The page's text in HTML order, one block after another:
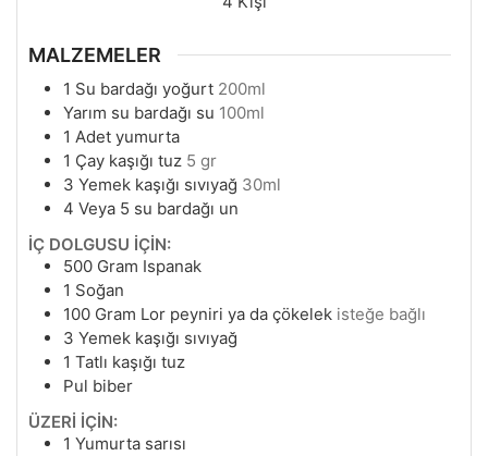
MALZEMELER
1 Su bardağı yoğurt 200ml
Yarım su bardağı su 100ml
1 Adet yumurta
1 Çay kaşığı tuz 5 gr
3 Yemek kaşığı sıvıyağ 30ml
4 Veya 5 su bardağı un
İÇ DOLGUSU İÇİN:
500 Gram Ispanak
1 Soğan
100 Gram Lor peyniri ya da çökelek isteğe bağlı
3 Yemek kaşığı sıvıyağ
1 Tatlı kaşığı tuz
Pul biber
ÜZERİ İÇİN:
1 Yumurta sarısı